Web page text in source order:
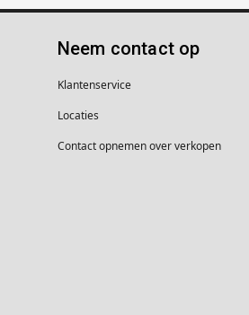
Neem contact op
Klantenservice
Locaties
Contact opnemen over verkopen